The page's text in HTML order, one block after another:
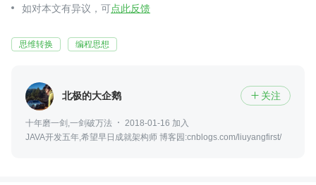
如对本文有异议，可点此反馈
思维转换 编程思想
北极的大企鹅  关注
十年磨一剑,一剑破万法
2018-01-16 加入
JAVA开发五年,希望早日成就架构师 博客园:cnblogs.com/liuyangfirst/